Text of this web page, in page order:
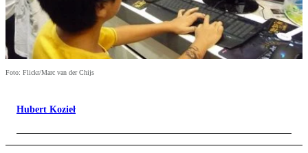
Foto: Flickr/Marc van der Chijs
Hubert Kozieł